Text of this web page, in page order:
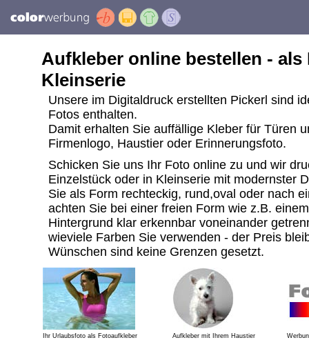
Aufkleber online bestellen -
Kleinserie
Unsere im Digitaldruck erstellten Pickerl sind
Fotos enthalten.
Damit erhalten Sie auffällige Kleber für Türen
Firmenlogo, Haustier oder Erinnerungsfoto.
Schicken Sie uns Ihr Foto online zu und wir
Einzelstück oder in Kleinserie mit modernster
Sie als Form rechteckig, rund,oval oder nach
achten Sie bei einer freien Form wie z.B.
Hintergrund klar erkennbar voneinander
wieviele Farben Sie verwenden - der Preis
Wünschen sind keine Grenzen gesetzt.
Ihr Urlaubsfoto als Fotoaufkleber Aufkleber mit Ihrem Haustier